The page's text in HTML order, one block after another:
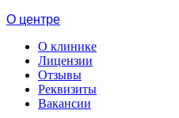
О центре
О клинике
Лицензии
Отзывы
Реквизиты
Вакансии